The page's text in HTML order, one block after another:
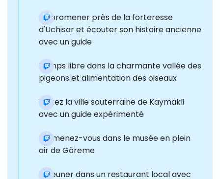
Se promener près de la forteresse
d'Uchisar et écouter son histoire ancienne
avec un guide
Temps libre dans la charmante vallée des
pigeons et alimentation des oiseaux
Visitez la ville souterraine de Kaymakli
avec un guide expérimenté
Promenez-vous dans le musée en plein
air de Göreme
Déjeuner dans un restaurant local avec